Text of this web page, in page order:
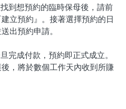
到想預約的臨時保母後，請前
立預約』。接著選擇預約的日
出預約申請。
完成付款，預約即正式成立。
，將於數個工作天內收到所賺